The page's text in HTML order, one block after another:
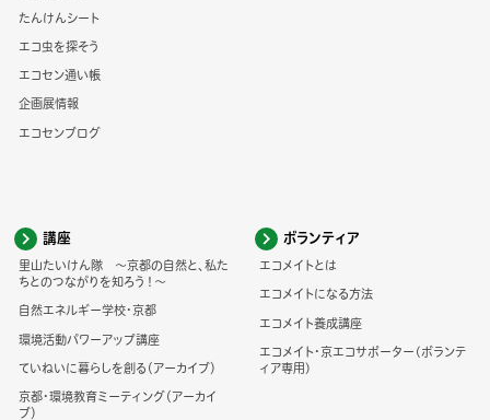
たんけんシート
エコ虫を探そう
エコセン通い帳
企画展情報
エコセンブログ
講座
里山たいけん隊 ～京都の自然と、私た
ちとのつながりを知ろう！～
自然エネルギー学校・京都
環境活動パワーアップ講座
ていねいに暮らしを創る（アーカイブ）
京都・環境教育ミーティング（アーカイ
ブ）
ボランティア
エコメイトとは
エコメイトになる方法
エコメイト養成講座
エコメイト・京エコサポーター(ボランテ
ィア専用)